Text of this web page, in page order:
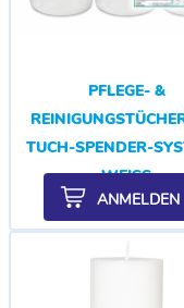
PFLEGE- &
TUCH-SPENDER-
WEISS
ANMELDEN